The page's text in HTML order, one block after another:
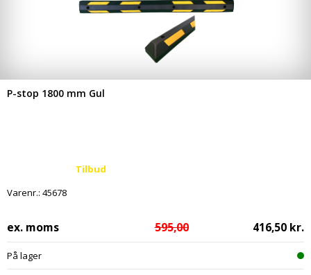
P-stop 1800 mm Gul
Tilbud
Varenr.: 45678
ex. moms 595,00 416,50 kr.
På lager